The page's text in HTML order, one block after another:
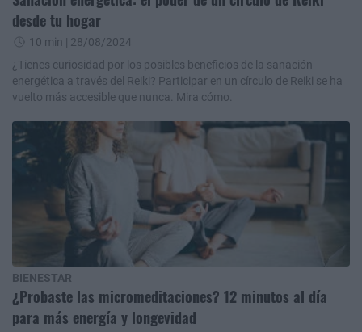
desde tu hogar
10 min | 28/08/2024
¿Tienes curiosidad por los posibles beneficios de la sanación
energética a través del Reiki? Participar en un círculo de Reiki se ha
vuelto más accesible que nunca. Mira cómo.
BIENESTAR
¿Probaste las micromeditaciones? 12 minutos al día
para más energía y longevidad